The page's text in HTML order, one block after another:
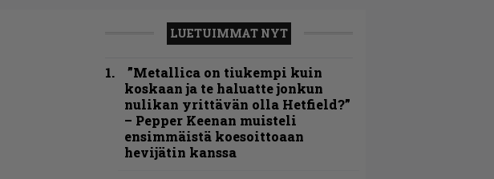
LUETUIMMAT NYT
”Metallica on tiukempi kuin
koskaan ja te haluatte jonkun
nulikan yrittävän olla Hetfield?”
– Pepper Keenan muisteli
ensimmäistä koesoittoaan
hevijätin kanssa